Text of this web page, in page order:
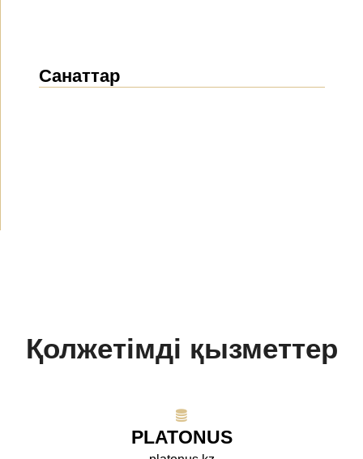
Санаттар
Қолжетімді қызметтер
PLATONUS